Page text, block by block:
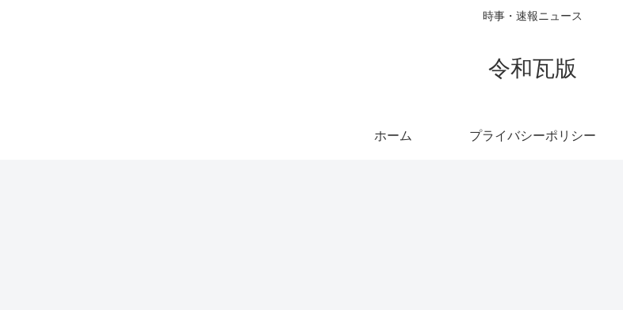
時事・速報ニュース
令和瓦版
ホーム プライバシーポリシー